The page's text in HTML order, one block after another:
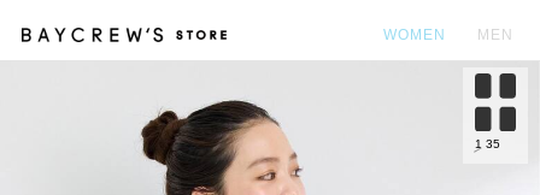
WOMEN MEN
1 35